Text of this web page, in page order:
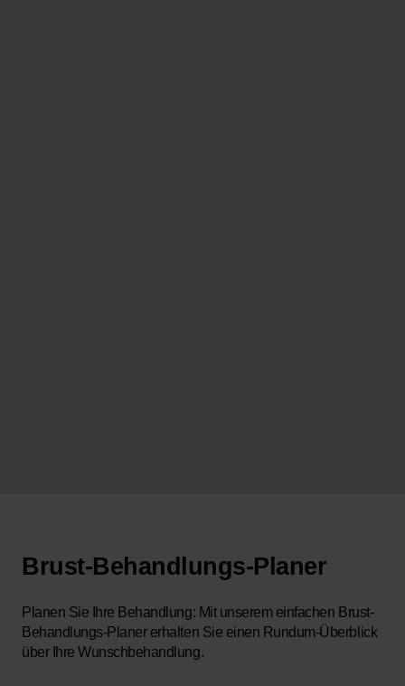
Brust-Behandlungs-Planer
Planen Sie Ihre Behandlung: Mit unserem einfachen Brust-
Behandlungs-Planer erhalten Sie einen Rundum-Überblick
über Ihre Wunschbehandlung.